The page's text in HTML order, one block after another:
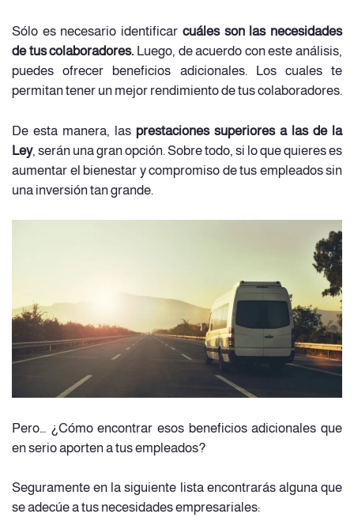
Sólo es necesario identificar cuáles son las necesidades
de tus colaboradores. Luego, de acuerdo con este análisis,
puedes ofrecer beneficios adicionales. Los cuales te
permitan tener un mejor rendimiento de tus colaboradores.
De esta manera, las prestaciones superiores a las de la
Ley, serán una gran opción. Sobre todo, si lo que quieres es
aumentar el bienestar y compromiso de tus empleados sin
una inversión tan grande.
Pero… ¿Cómo encontrar esos beneficios adicionales que
en serio aporten a tus empleados?
Seguramente en la siguiente lista encontrarás alguna que
se adecúe a tus necesidades empresariales: